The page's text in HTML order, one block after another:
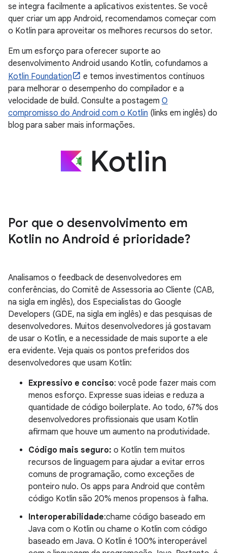
se integra facilmente a aplicativos existentes. Se você
quer criar um app Android, recomendamos começar com
o Kotlin para aproveitar os melhores recursos do setor.
Em um esforço para oferecer suporte ao
desenvolvimento Android usando Kotlin, cofundamos a
Kotlin Foundation
e temos investimentos contínuos
para melhorar o desempenho do compilador e a
velocidade de build. Consulte a postagem O
compromisso do Android com o Kotlin (links em inglês) do
blog para saber mais informações.
Por que o desenvolvimento em
Kotlin no Android é prioridade?
Analisamos o feedback de desenvolvedores em
conferências, do Comitê de Assessoria ao Cliente (CAB,
na sigla em inglês), dos Especialistas do Google
Developers (GDE, na sigla em inglês) e das pesquisas de
desenvolvedores. Muitos desenvolvedores já gostavam
de usar o Kotlin, e a necessidade de mais suporte a ele
era evidente. Veja quais os pontos preferidos dos
desenvolvedores que usam Kotlin:
Expressivo e conciso: você pode fazer mais com
menos esforço. Expresse suas ideias e reduza a
quantidade de código boilerplate. Ao todo, 67% dos
desenvolvedores profissionais que usam Kotlin
afirmam que houve um aumento na produtividade.
Código mais seguro: o Kotlin tem muitos
recursos de linguagem para ajudar a evitar erros
comuns de programação, como exceções de
ponteiro nulo. Os apps para Android que contêm
código Kotlin são 20% menos propensos à falha.
Interoperabilidade:chame código baseado em
Java com o Kotlin ou chame o Kotlin com código
baseado em Java. O Kotlin é 100% interoperável